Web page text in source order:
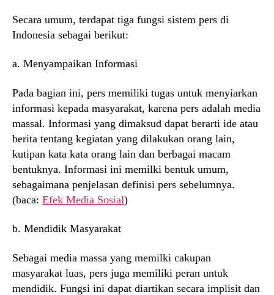
Secara umum, terdapat tiga fungsi sistem pers di
Indonesia sebagai berikut:
a. Menyampaikan Informasi
Pada bagian ini, pers memiliki tugas untuk menyiarkan
informasi kepada masyarakat, karena pers adalah media
massal. Informasi yang dimaksud dapat berarti ide atau
berita tentang kegiatan yang dilakukan orang lain,
kutipan kata kata orang lain dan berbagai macam
bentuknya. Informasi ini memilki bentuk umum,
sebagaimana penjelasan definisi pers sebelumnya.
(baca: Efek Media Sosial)
b. Mendidik Masyarakat
Sebagai media massa yang memilki cakupan
masyarakat luas, pers juga memiliki peran untuk
mendidik. Fungsi ini dapat diartikan secara implisit dan